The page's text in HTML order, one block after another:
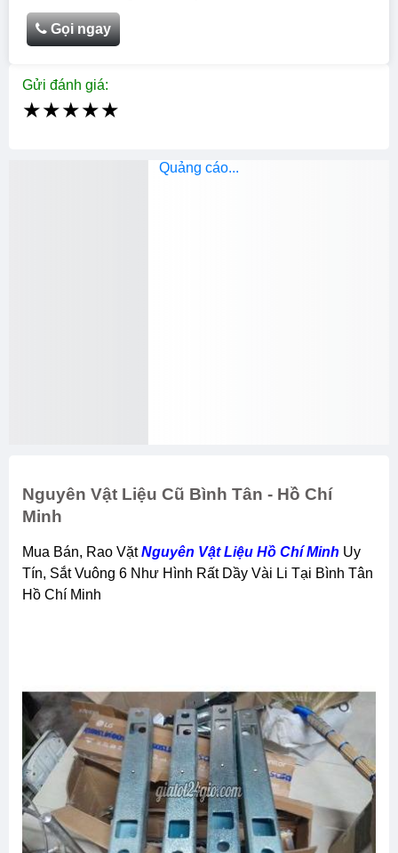
Gọi ngay
Gửi đánh giá:
★★★★★
Nguyên Vật Liệu Cũ Bình Tân - Hồ Chí
Minh
Mua Bán, Rao VặtNguyên Vật Liệu Hồ Chí Minh Uy
Tín, Sắt Vuông 6 Như Hình Rất Dầy Vài Li Tại Bình Tân
Hồ Chí Minh